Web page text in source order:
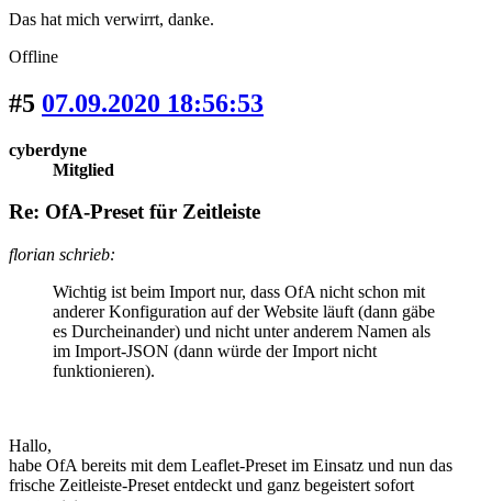
Das hat mich verwirrt, danke.
Offline
#5 07.09.2020 18:56:53
cyberdyne
Mitglied
Re: OfA-Preset für Zeitleiste
florian schrieb:
Wichtig ist beim Import nur, dass OfA nicht schon mit
anderer Konfiguration auf der Website läuft (dann gäbe
es Durcheinander) und nicht unter anderem Namen als
im Import-JSON (dann würde der Import nicht
funktionieren).
Hallo,
habe OfA bereits mit dem Leaflet-Preset im Einsatz und nun das
frische Zeitleiste-Preset entdeckt und ganz begeistert sofort